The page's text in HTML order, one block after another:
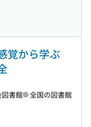
覚から学ぶ
図書館 全国の図書館